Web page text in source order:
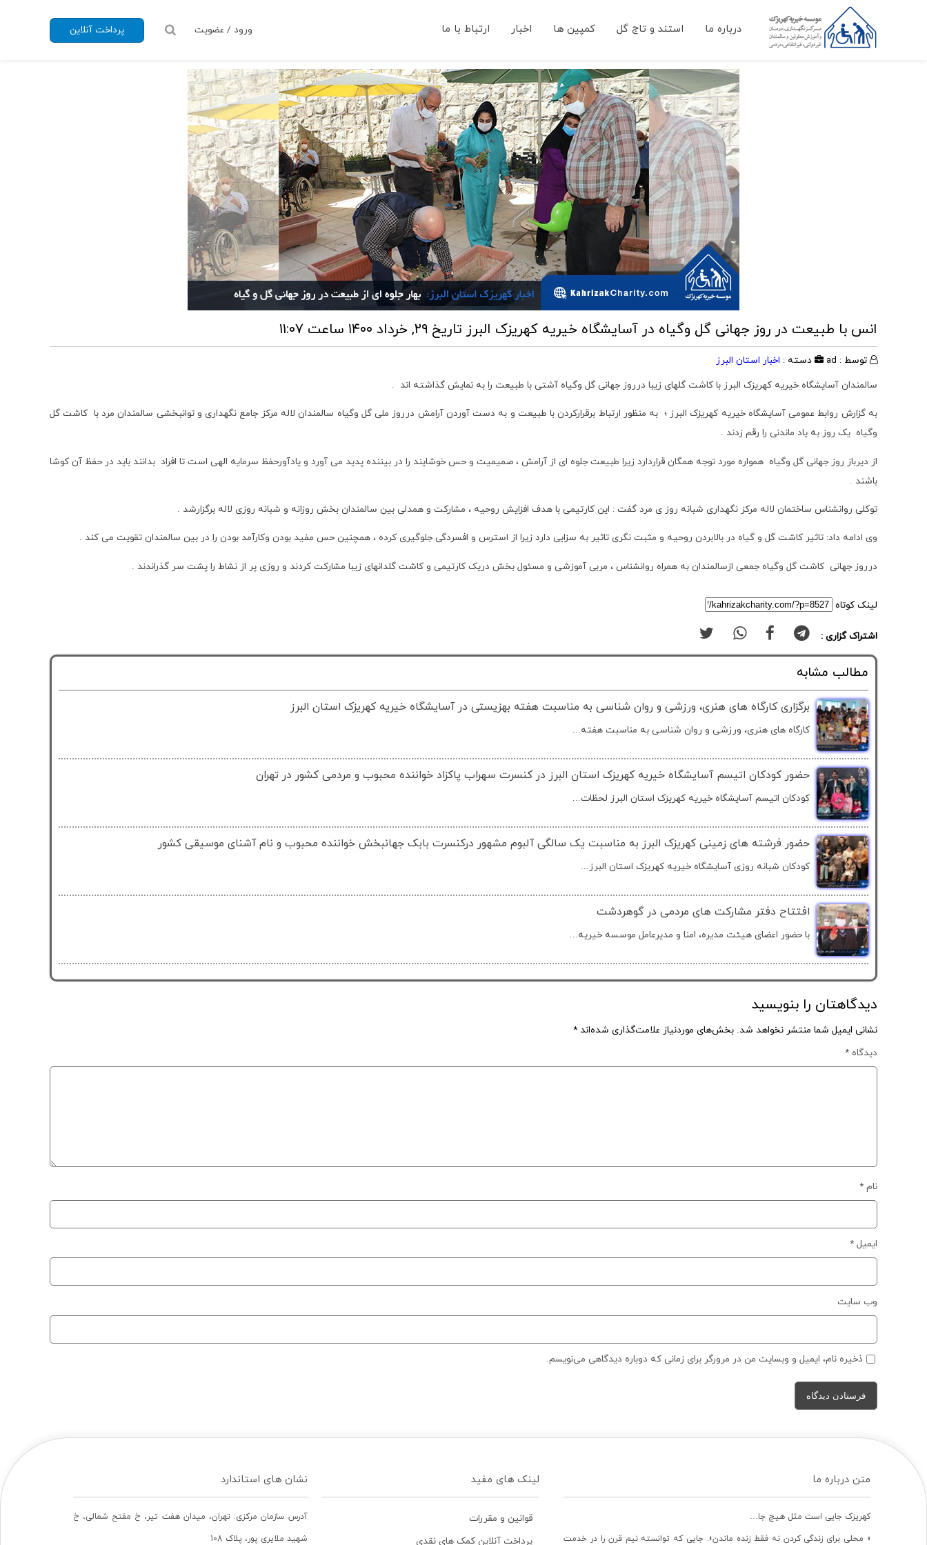
درباره ما استند و تاج گل کمپین ها اخبار ارتباط با ما پرداخت آنلاین ورود / عضویت
انس با طبیعت در روز جهانی گل وگیاه در آسایشگاه خیریه کهریزک البرز تاریخ ۲۹, خرداد ۱۴۰۰ ساعت ۱۱:۰۷
توسط : ad دسته : اخبار استان البرز
سالمندان آسایشگاه خیریه کهریزک البرز با کاشت گلهای زیبا درروز جهانی گل وگیاه آشتی با طبیعت را به نمایش گذاشته اند .
به گزارش روابط عمومی آسایشگاه خیریه کهریزک البرز ؛ به منظور ارتباط برقرارکردن با طبیعت و به دست آوردن آرامش درروز ملی گل وگیاه سالمندان لاله مرکز جامع نگهداری و توانبخشی سالمندان مرد با کاشت گل
وگیاه یک روز به یاد ماندنی را رقم زدند .
از دیرباز روز جهانی گل وگیاه همواره مورد توجه همگان قراردارد زیرا طبیعت جلوه ای از آرامش ، صمیمیت و حس خوشایند را در بیننده پدید می آورد و یادآورحفظ سرمایه الهی است تا افراد بدانند باید در حفظ آن کوشا
باشند .
توکلی روانشناس ساختمان لاله مرکز نگهداری شبانه روز ی مرد گفت : این کارتیمی با هدف افزایش روحیه ، مشارکت و همدلی بین سالمندان بخش روزانه و شبانه روزی لاله برگزارشد .
وی ادامه داد: تاثیر کاشت گل و گیاه در بالابردن روحیه و مثبت نگری تاثیر به سزایی دارد زیرا از استرس و افسردگی جلوگیری کرده ، همچنین حس مفید بودن وکارآمد بودن را در بین سالمندان تقویت می کند .
درروز جهانی کاشت گل وگیاه جمعی ازسالمندان به همراه روانشناس ، مربی آموزشی و مسئول بخش دریک کارتیمی و کاشت گلدانهای زیبا مشارکت کردند و روزی پر از نشاط را پشت سر گذراندند .
لینک کوتاه
اشتراک گزاری :
مطالب مشابه
برگزاری کارگاه های هنری، ورزشی و روان شناسی به مناسبت هفته بهزیستی در آسایشگاه خیریه کهریزک استان البرز
کارگاه های هنری، ورزشی و روان شناسی به مناسبت هفته...
حضور کودکان اتیسم آسایشگاه خیریه کهریزک استان البرز در کنسرت سهراب پاکزاد خواننده محبوب و مردمی کشور در تهران
کودکان اتیسم آسایشگاه خیریه کهریزک استان البرز لحظات...
حضور فرشته های زمینی کهریزک البرز به مناسبت یک سالگی آلبوم مشهور درکنسرت بابک جهانبخش خواننده محبوب و نام آشنای موسیقی کشور
کودکان شبانه روزی آسایشگاه خیریه کهریزک استان البرز...
افتتاح دفتر مشارکت های مردمی در گوهردشت
با حضور اعضای هیئت مدیره، امنا و مدیرعامل موسسه خیریه...
دیدگاهتان را بنویسید
نشانی ایمیل شما منتشر نخواهد شد. بخش‌های موردنیاز علامت‌گذاری شده‌اند *
دیدگاه *
نام *
ایمیل *
وب‌ سایت
ذخیره نام، ایمیل و وبسایت من در مرورگر برای زمانی که دوباره دیدگاهی می‌نویسم.
متن درباره ما
کهریزک جایی است مثل هیچ جا…
« محلی برای زندگی کردن نه فقط زنده ماندن». جایی که توانسته نیم قرن را در خدمت
لینک های مفید
قوانین و مقررات
پرداخت آنلاین کمک های نقدی
نشان های استاندارد
آدرس سازمان مرکزی: تهران، ميدان هفت تير، خ مفتح شمالی، خ
شهيد ملايری پور، پلاک 108